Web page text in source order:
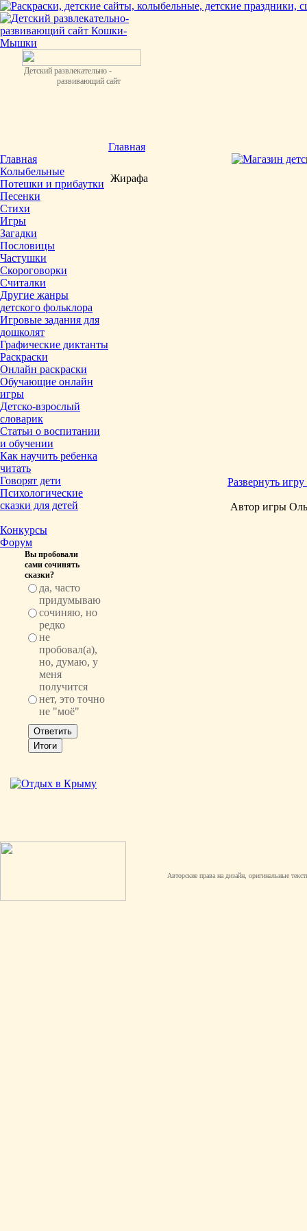
Детский развлекательно -
развивающий сайт
Главная
Колыбельные
Потешки и прибаутки
Песенки
Стихи
Игры
Загадки
Пословицы
Частушки
Скороговорки
Считалки
Другие жанры
детского фольклора
Игровые задания для
дошколят
Графические диктанты
Раскраски
Онлайн раскраски
Обучающие онлайн
игры
Детско-взрослый
словарик
Статьи о воспитании
и обучении
Как научить ребенка
читать
Говорят дети
Психологические
сказки для детей
Конкурсы
Форум
Вы пробовали
сами сочинять
сказки?
да, часто
придумываю
сочиняю, но
редко
не
пробовал(а),
но, думаю, у
меня
получится
нет, это точно
не "моё"
Главная
Жирафа
Развернуть
Автор игры
Авторские права на дизайн, оригинальные